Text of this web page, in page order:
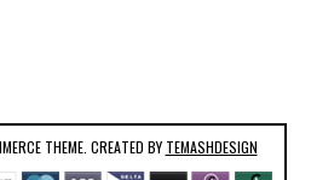
THEME. CREATED BY TEMASHDESIGN